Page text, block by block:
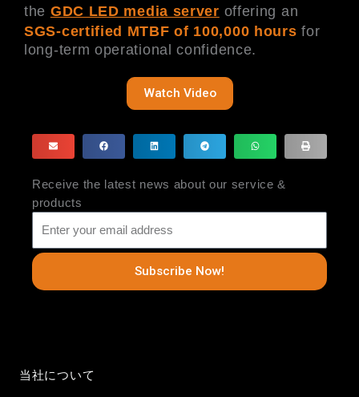
the GDC LED media server offering an
SGS-certified MTBF of 100,000 hours for
long-term operational confidence.
Watch Video
Receive the latest news about our service &
products
Subscribe Now!
当社について